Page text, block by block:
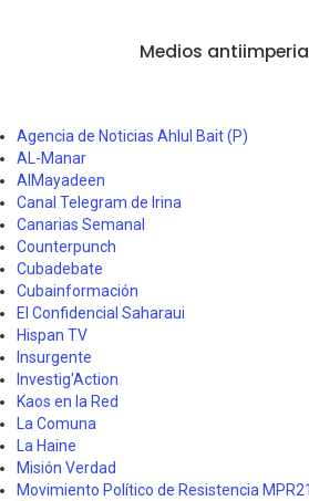
Medios
Agencia de Noticias Ahlul Bait (P)
AL-Manar
AlMayadeen
Canal Telegram de Irina
Canarias Semanal
Counterpunch
Cubadebate
Cubainformación
El Confidencial Saharaui
Hispan TV
Insurgente
Investig'Action
Kaos en la Red
La Comuna
La Haine
Misión Verdad
Movimiento Político de Resistencia MPR21